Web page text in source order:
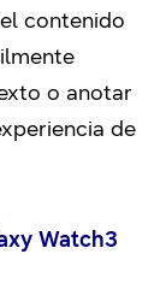
contenido
o anotar
de
Watch3